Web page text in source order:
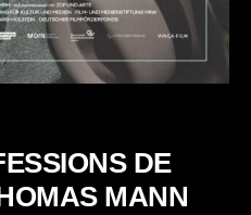
DE
MANN